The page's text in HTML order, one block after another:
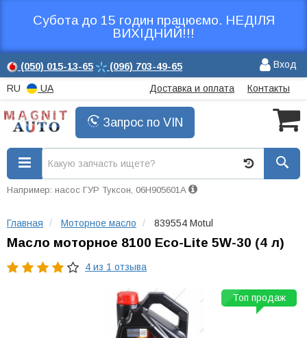
Субота до 15 годин працюємо. НЕДІЛЯ
ВИХІДНИЙ!!!
(050) 015-13-65 (096) 703-49-65 Вход
RU UA Доставка и оплата Контакты
Запрос по VIN
Например: насос ГУР Туксон, 06H905601A
Главная Моторное масло 839554 Motul
Масло моторное 8100 Eco-Lite 5W-30 (4 л)
4 из 1 отзыва
Топ продаж